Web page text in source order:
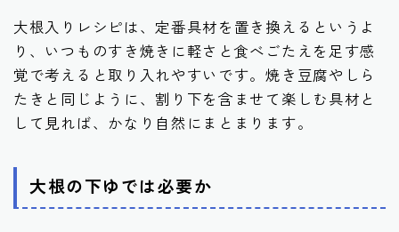
大根入りレシピは、定番具材を置き換えるというよ
り、いつものすき焼きに軽さと食べごたえを足す感
覚で考えると取り入れやすいです。焼き豆腐やしら
たきと同じように、割り下を含ませて楽しむ具材と
して見れば、かなり自然にまとまります。
大根の下ゆでは必要か